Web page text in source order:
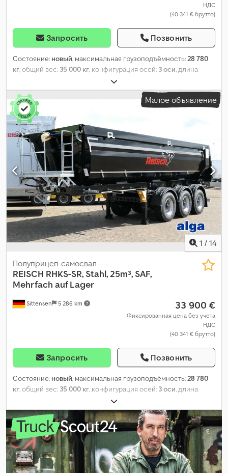
НДС
(40 341 € брутто)
Запросить Позвонить
Состояние: новый, максимальная грузоподъёмность: 28 780
кг , общий вес: 35 000 кг , конфигурация осей: 3 оси , длина
, ширина пространства для
загрузки:2 340 мм, высота грузового отсека:1 500 мм, объем
грузового пространства:
, общая длина:8 920 мм, общая
ширина:
Малое объявление
1 / 14
Sittensen 5 286 km
Полуприцеп-самосвал
REISCH RHKS-SR, Stahl, 25m³, SAF,
Mehrfach auf Lager
33 900 €
Фиксированная цена без учета
НДС
(40 341 € брутто)
Запросить Позвонить
Состояние: новый, максимальная грузоподъёмность:28 780
кг, общий вес: 35 000 кг, конфигурация осей: 3 оси, длина
, ширина пространства для
загрузки:2 340 мм, высота грузового отсека:1 500 мм, объем
грузового пространства:25 м³, общая длина:8 920 мм
, общая
ширина:2 550 мм, общая высота:3 170 мм, Оборудование: ABS,